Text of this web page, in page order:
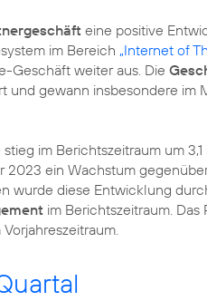
eine positive
im Bereich „Internet of
Geschäft weiter aus. Die
und gewann insbesondere im
im Berichtszeitraum um 3,1
2023 ein Wachstum
wurde diese Entwicklung
im Berichtszeitraum.